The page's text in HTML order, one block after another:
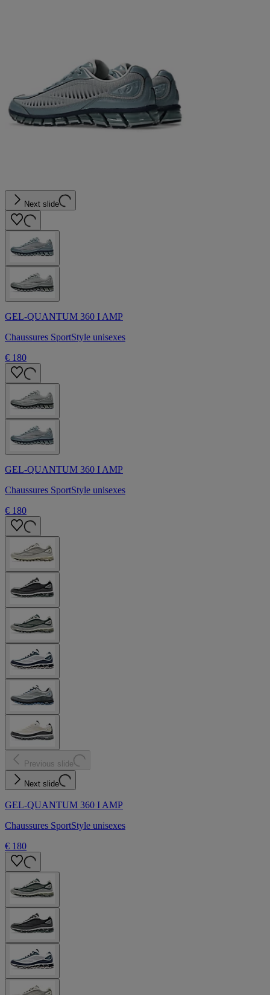
Next slide
GEL-QUANTUM 360 I AMP
Chaussures SportStyle unisexes
€ 180
GEL-QUANTUM 360 I AMP
Chaussures SportStyle unisexes
€ 180
Previous slide
Next slide
GEL-QUANTUM 360 I AMP
Chaussures SportStyle unisexes
€ 180